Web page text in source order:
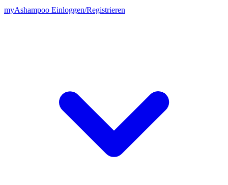
myAshampoo Einloggen/Registrieren